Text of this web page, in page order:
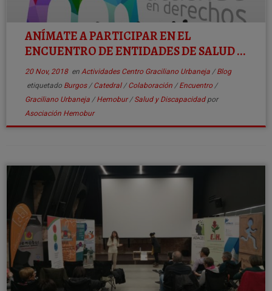
ANÍMATE A PARTICIPAR EN EL
ENCUENTRO DE ENTIDADES DE SALUD ...
20 Nov, 2018en Actividades Centro Graciliano Urbaneja /Blog
etiquetado Burgos/Catedral/Colaboración /Encuentro /
Graciliano Urbaneja /Hemobur/Salud y Discapacidad por
Asociación Hemobur